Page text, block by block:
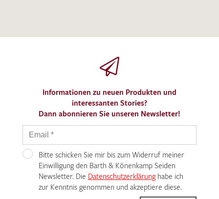
Informationen zu neuen Produkten und
interessanten Stories?
Dann abonnieren Sie unseren Newsletter!
Bitte schicken Sie mir bis zum Widerruf meiner
Einwilligung den Barth & Könenkamp Seiden
Newsletter. Die Datenschutzerklärunghabe ich
zur Kenntnis genommen und akzeptiere diese.